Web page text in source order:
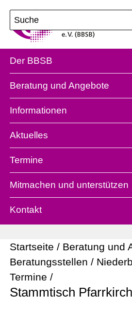
Der BBSB
Beratung und Angebote
Informationen
Aktuelles
Termine
Mitmachen und unterstützen
Kontakt
Startseite / Beratung und
Beratungsstellen /
Termine /
Stammtisch